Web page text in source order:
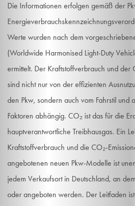
Die Informationen erfolgen gemäß der
Werte wurden nach dem
(Worldwide Harmonised Light-Duty
ermittelt. Der Kraftstoffverbrauch und der
sind nicht nur von der effizienten
den Pkw, sondern auch vom Fahrstil und
Faktoren abhängig. CO₂ ist das für die
hauptverantwortliche Treibhausgas. Ein
Kraftstoffverbrauch und die CO₂-
angebotenen neuen Pkw-Modelle ist
jedem Verkaufsort in Deutschland, an
oder angeboten werden. Der Leitfaden